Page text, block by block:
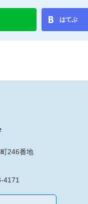
はてぶ
246番地
4171